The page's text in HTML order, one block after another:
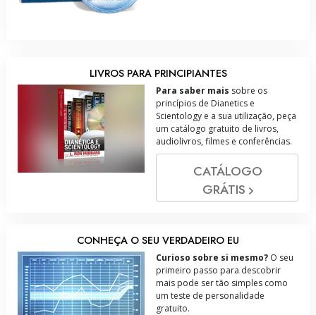
LIVROS PARA PRINCIPIANTES
Para saber mais sobre os
princípios de Dianetics e
Scientology e a sua utilização, peça
um catálogo gratuito de livros,
audiolivros, filmes e conferências.
CATÁLOGO
GRÁTIS
CONHEÇA O SEU VERDADEIRO EU
Curioso sobre si mesmo? O seu
primeiro passo para descobrir
mais pode ser tão simples como
um teste de personalidade
gratuito.